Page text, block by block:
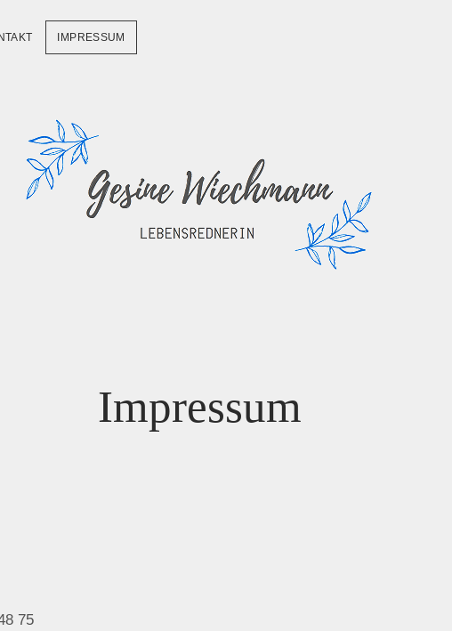
IMPRESSUM
Lebensrednerin
Impressum
75